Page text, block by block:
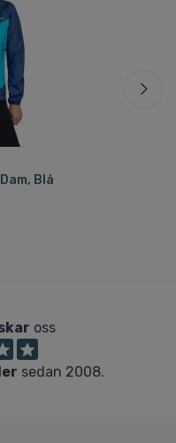
Blå
oss
sedan 2008.